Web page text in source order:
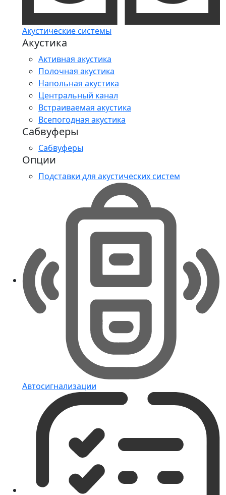
Акустические системы
Акустика
Активная акустика
Полочная акустика
Напольная акустика
Центральный канал
Встраиваемая акустика
Всепогодная акустика
Сабвуферы
Сабвуферы
Опции
Подставки для акустических систем
Автосигнализации